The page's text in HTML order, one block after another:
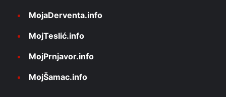
MojaDerventa.info
MojTeslić.info
MojPrnjavor.info
MojŠamac.info